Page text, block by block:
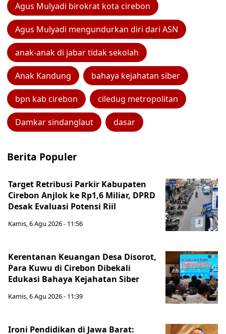
Agus Mulyadi birokrat kota cirebon
Agus Mulyadi mengundurkan diri dari ASN
anak-anak di jabar tidak sekolah
Anak Kandung bahaya kejahatan siber
bpn kab cirebon ciledug metropolitan
Damkar sindanglaut dasar
Berita Populer
Target Retribusi Parkir Kabupaten
Cirebon Anjlok ke Rp1,6 Miliar, DPRD
Desak Evaluasi Potensi Riil
Kamis, 6 Agu 2026 - 11:56
Kerentanan Keuangan Desa Disorot,
Para Kuwu di Cirebon Dibekali
Edukasi Bahaya Kejahatan Siber
Kamis, 6 Agu 2026 - 11:39
Ironi Pendidikan di Jawa Barat: